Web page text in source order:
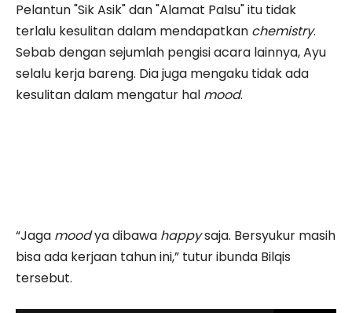
Pelantun "Sik Asik" dan "Alamat Palsu" itu tidak
terlalu kesulitan dalam mendapatkan chemistry.
Sebab dengan sejumlah pengisi acara lainnya, Ayu
selalu kerja bareng. Dia juga mengaku tidak ada
kesulitan dalam mengatur hal mood.
“Jaga moodya dibawa happysaja. Bersyukur masih
bisa ada kerjaan tahun ini,” tutur ibunda Bilqis
tersebut.